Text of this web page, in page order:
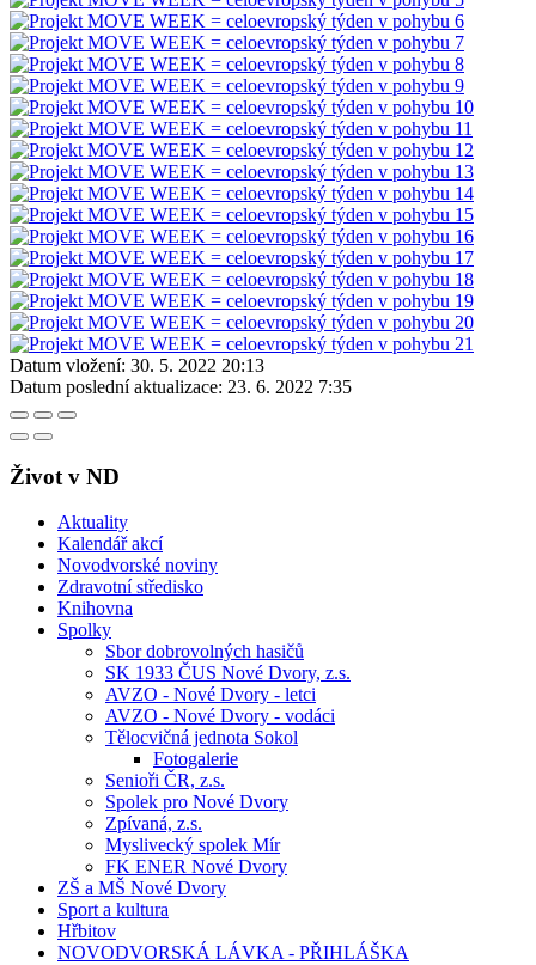
Datum vložení: 30. 5. 2022 20:13
Datum poslední aktualizace: 23. 6. 2022 7:35
Život v ND
Aktuality
Kalendář akcí
Novodvorské noviny
Zdravotní středisko
Knihovna
Spolky
Sbor dobrovolných hasičů
SK 1933 ČUS Nové Dvory, z.s.
AVZO - Nové Dvory - letci
AVZO - Nové Dvory - vodáci
Tělocvičná jednota Sokol
Fotogalerie
Senioři ČR, z.s.
Spolek pro Nové Dvory
Zpívaná, z.s.
Myslivecký spolek Mír
FK ENER Nové Dvory
ZŠ a MŠ Nové Dvory
Sport a kultura
Hřbitov
NOVODVORSKÁ LÁVKA - PŘIHLÁŠKA